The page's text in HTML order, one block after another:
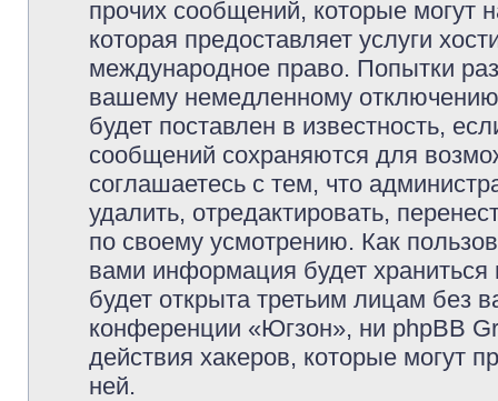
прочих сообщений, которые могут
которая предоставляет услуги
международное право. Попытки
вашему немедленному
будет поставлен в известность,
сообщений сохраняются для
соглашаетесь с тем, что
удалить, отредактировать,
по своему усмотрению. Как
вами информация будет
будет открыта третьим лицам без
конференции «Югзон», ни phpBB
действия хакеров, которые могут
ней.